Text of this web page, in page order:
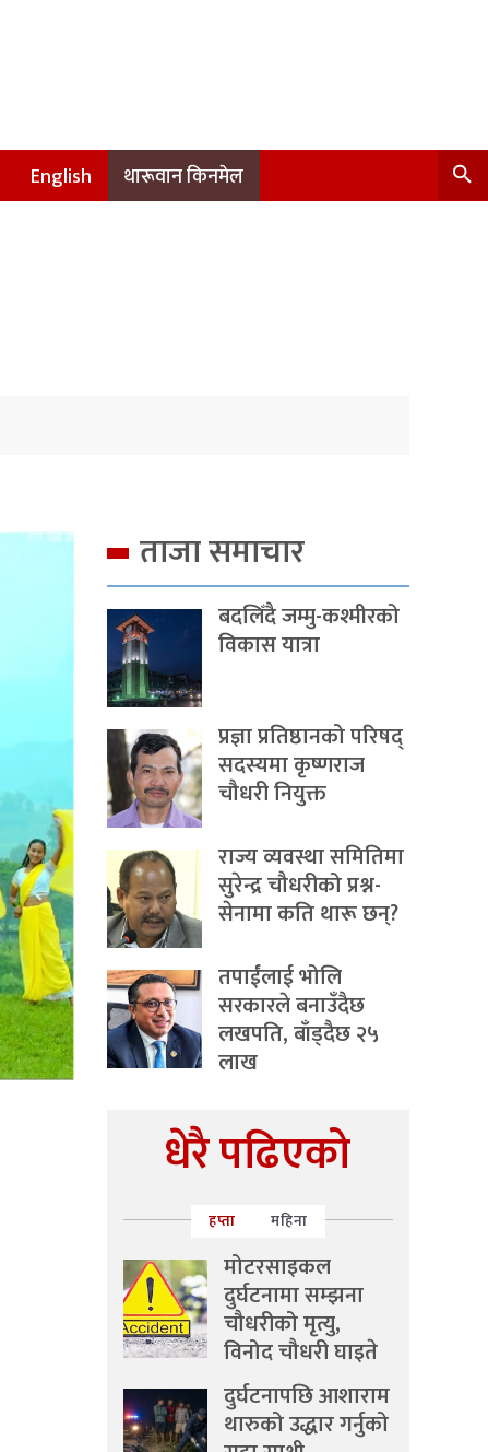
English थारूवान किनमेल
ताजा समाचार
बदलिँदै जम्मु-कश्मीरको
विकास यात्रा
प्रज्ञा प्रतिष्ठानको परिषद्
सदस्यमा कृष्णराज
चौधरी नियुक्त
राज्य व्यवस्था समितिमा
सुरेन्द्र चौधरीको प्रश्न-
सेनामा कति थारू छन्?
तपाईंलाई भोलि
सरकारले बनाउँदैछ
लखपति, बाँड्दैछ २५
लाख
धेरै पढिएको
हप्ता महिना
मोटरसाइकल
दुर्घटनामा सम्झना
चौधरीको मृत्यु,
विनोद चौधरी घाइते
दुर्घटनापछि आशाराम
थारुको उद्धार गर्नुको